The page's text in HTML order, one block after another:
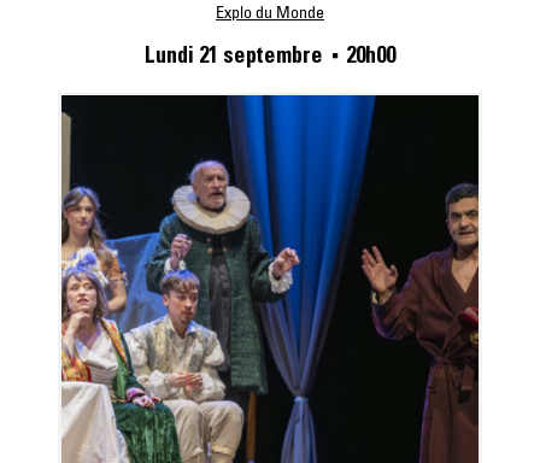
Explo du Monde
Lundi 21 septembre ■ 20h00